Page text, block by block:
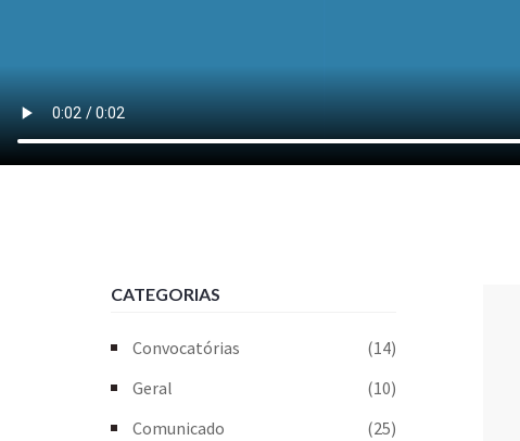
CATEGORIAS
Convocatórias
(14)
Geral
(10)
Comunicado
(25)